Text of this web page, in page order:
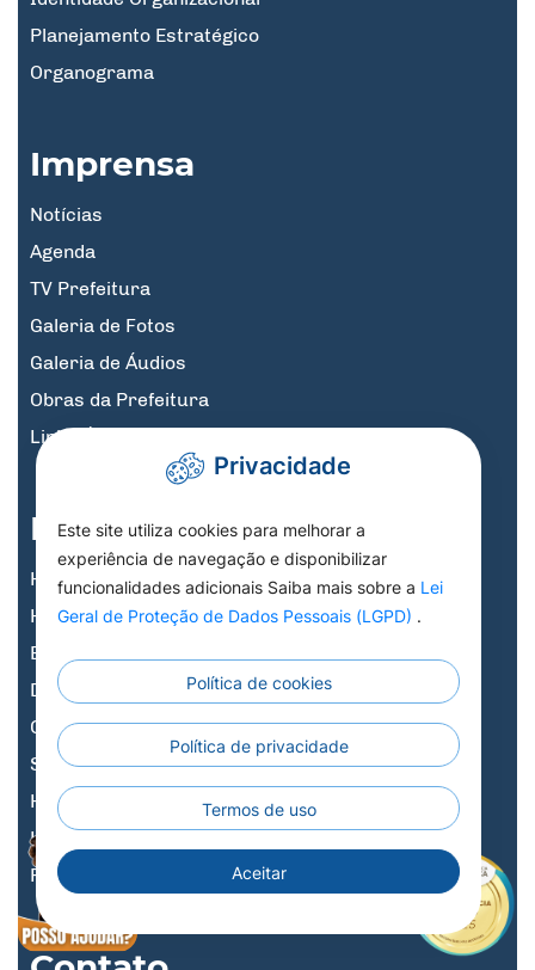
Planejamento Estratégico
Organograma
Imprensa
Notícias
Agenda
TV Prefeitura
Galeria de Fotos
Galeria de Áudios
Obras da Prefeitura
Links Úteis
Município
História
Hino, Bandeira e Brasão
Economia
Demografia
Geografia
Símbolos
Horário
Localização
Potencialidade
Privacidade
Este site utiliza cookies para melhorar a
experiência de navegação e disponibilizar
funcionalidades adicionais Saiba mais sobre a Lei
Geral de Proteção de Dados Pessoais (LGPD) .
Política de cookies
Política de privacidade
Termos de uso
Aceitar